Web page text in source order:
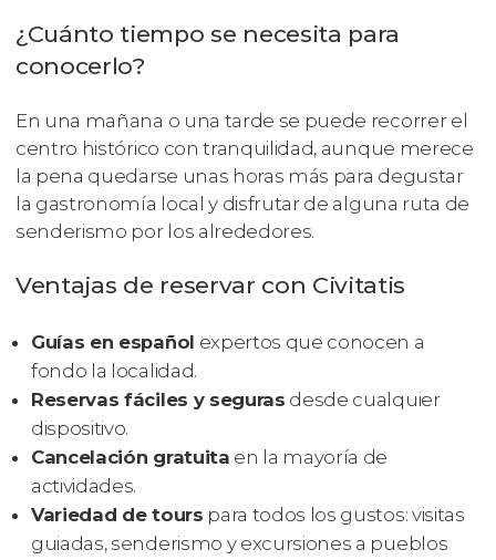
¿Cuánto tiempo se necesita para
conocerlo?
En una mañana o una tarde se puede recorrer el
centro histórico con tranquilidad, aunque merece
la pena quedarse unas horas más para degustar
la gastronomía local y disfrutar de alguna ruta de
senderismo por los alrededores.
Ventajas de reservar con Civitatis
Guías en español expertos que conocen a
fondo la localidad.
Reservas fáciles y seguras desde cualquier
dispositivo.
Cancelación gratuita en la mayoría de
actividades.
Variedad de tours para todos los gustos: visitas
guiadas, senderismo y excursiones a pueblos